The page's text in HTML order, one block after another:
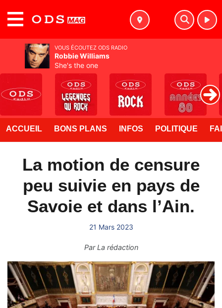
ACCUEIL BONS PLANS INFOS POLITIQUE
La motion de censure
peu suivie en pays de
Savoie et dans l’Ain.
21 Mars 2023
ParLa rédaction
VOUS ÉCOUTEZ ODS RADIO
Robbie Williams
She's the one